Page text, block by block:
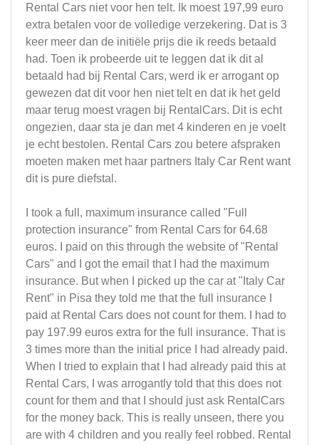
Rental Cars niet voor hen telt. Ik moest 197,99 euro
extra betalen voor de volledige verzekering. Dat is 3
keer meer dan de initiële prijs die ik reeds betaald
had. Toen ik probeerde uit te leggen dat ik dit al
betaald had bij Rental Cars, werd ik er arrogant op
gewezen dat dit voor hen niet telt en dat ik het geld
maar terug moest vragen bij RentalCars. Dit is echt
ongezien, daar sta je dan met 4 kinderen en je voelt
je echt bestolen. Rental Cars zou betere afspraken
moeten maken met haar partners Italy Car Rent want
dit is pure diefstal.
I took a full, maximum insurance called "Full
protection insurance" from Rental Cars for 64.68
euros. I paid on this through the website of "Rental
Cars" and I got the email that I had the maximum
insurance. But when I picked up the car at "Italy Car
Rent" in Pisa they told me that the full insurance I
paid at Rental Cars does not count for them. I had to
pay 197.99 euros extra for the full insurance. That is
3 times more than the initial price I had already paid.
When I tried to explain that I had already paid this at
Rental Cars, I was arrogantly told that this does not
count for them and that I should just ask RentalCars
for the money back. This is really unseen, there you
are with 4 children and you really feel robbed. Rental